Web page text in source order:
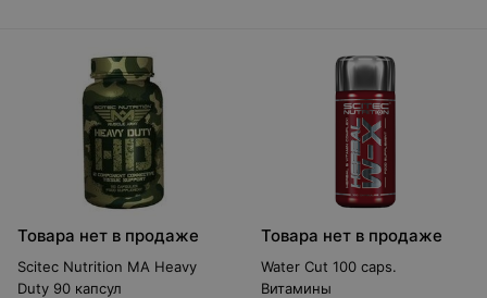
Товара нет в продаже
Scitec Nutrition MA Heavy
Duty 90 капсул
Товара нет в продаже
Water Cut 100 caps.
Витамины